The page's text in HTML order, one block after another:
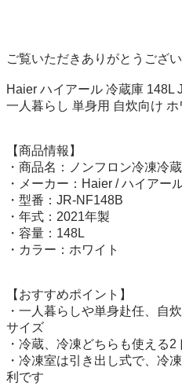
ご覧いただきありがとうござい
Haier ハイアール 冷蔵庫 148L
一人暮らし 単身用 自炊向け
【商品情報】
・商品名：ノンフロン冷凍冷
・メーカー：Haier / ハイアー
・型番：JR-NF148B
・年式：2021年製
・容量：148L
・カラー：ホワイト
【おすすめポイント】
・一人暮らしや単身赴任、自
サイズ
・冷蔵、冷凍どちらも使える2
・冷凍室は引き出し式で、冷
利です